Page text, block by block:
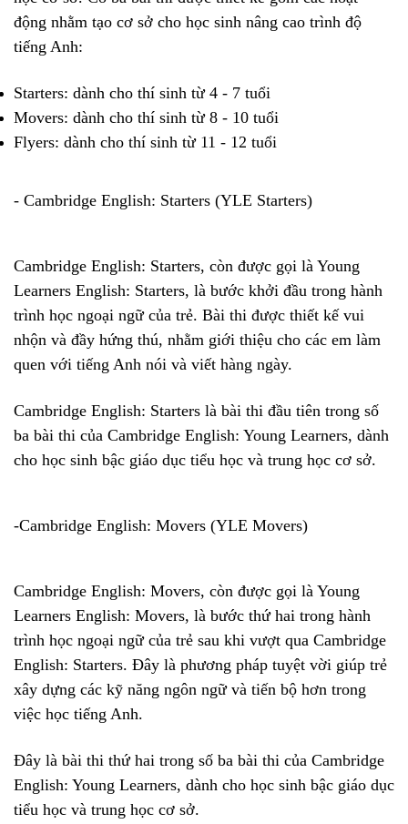
động nhằm tạo cơ sở cho học sinh nâng cao trình độ
tiếng Anh:
Starters: dành cho thí sinh từ 4 - 7 tuổi
Movers: dành cho thí sinh từ 8 - 10 tuổi
Flyers: dành cho thí sinh từ 11 - 12 tuổi
- Cambridge English: Starters (YLE Starters)
Cambridge English: Starters, còn được gọi là Young
Learners English: Starters, là bước khởi đầu trong hành
trình học ngoại ngữ của trẻ. Bài thi được thiết kế vui
nhộn và đầy hứng thú, nhằm giới thiệu cho các em làm
quen với tiếng Anh nói và viết hàng ngày.
Cambridge English: Starters là bài thi đầu tiên trong số
ba bài thi của Cambridge English: Young Learners, dành
cho học sinh bậc giáo dục tiểu học và trung học cơ sở.
-Cambridge English: Movers (YLE Movers)
Cambridge English: Movers, còn được gọi là Young
Learners English: Movers, là bước thứ hai trong hành
trình học ngoại ngữ của trẻ sau khi vượt qua Cambridge
English: Starters. Đây là phương pháp tuyệt vời giúp trẻ
xây dựng các kỹ năng ngôn ngữ và tiến bộ hơn trong
việc học tiếng Anh.
Đây là bài thi thứ hai trong số ba bài thi của Cambridge
English: Young Learners, dành cho học sinh bậc giáo dục
tiểu học và trung học cơ sở.